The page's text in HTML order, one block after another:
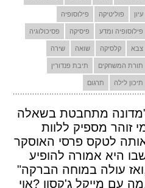
עיון פוליטיקה פילוסופיה
פילוסופיה ומדע פיסיקה פסיכולוגיה
צבא קלסיקה שואה שירה
תורת המשחקים תיבת פנדורין
תיכון לילה תרגום
מתחבטת בשאלה
זוהר מספיק ללוות
לטקס פרסי האוסקר
היא אמורה להופיע
עולה במוחה הברקה"
עם מייקל ג'קסון ?אוי